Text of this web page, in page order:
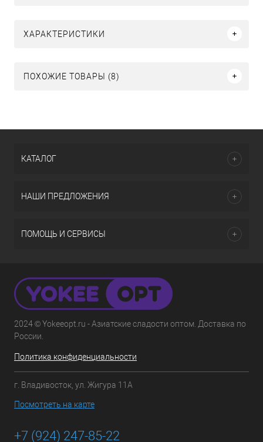
ХАРАКТЕРИСТИКИ
ПОХОЖИЕ ТОВАРЫ (8)
КАТАЛОГ
НАШИ ПРЕДЛОЖЕНИЯ
ПОМОЩЬ И СЕРВИСЫ
2024 © Yokeeopt.ru - Азиатские сладости оптом. Доставка по
России.
Политика конфиденциальности
г. Владивосток, ул. Жигура 11А
Посмотреть на карте
+7 (924) 247-85-22